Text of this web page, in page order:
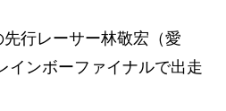
行レーサー林敬宏（愛
インボーファイナルで出走